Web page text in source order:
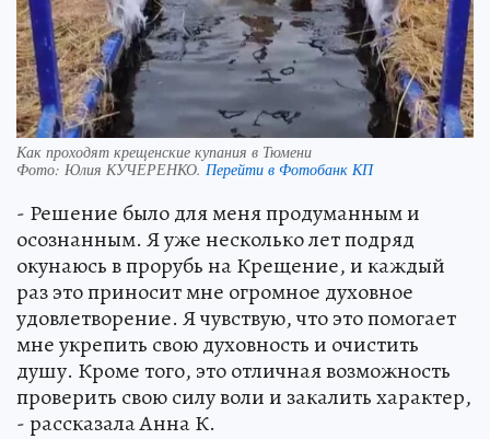
Как проходят крещенские купания в Тюмени
Фото: Юлия КУЧЕРЕНКО. Перейти в Фотобанк КП
- Решение было для меня продуманным и
осознанным. Я уже несколько лет подряд
окунаюсь в прорубь на Крещение, и каждый
раз это приносит мне огромное духовное
удовлетворение. Я чувствую, что это помогает
мне укрепить свою духовность и очистить
душу. Кроме того, это отличная возможность
проверить свою силу воли и закалить характер,
- рассказала Анна К.